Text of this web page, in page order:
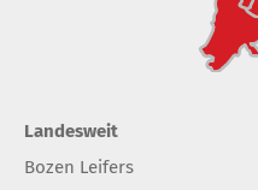
Landesweit
Bozen Leifers